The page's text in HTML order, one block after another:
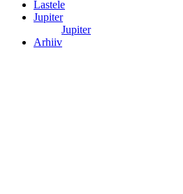
Lastele
Jupiter
Jupiter
Arhiiv